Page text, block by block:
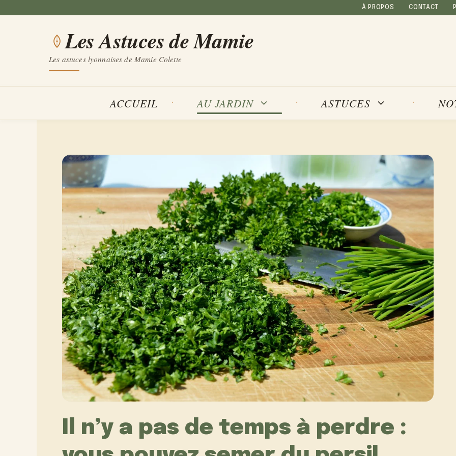
À PROPOS CONTACT
Les Astuces de Mamie
Les astuces lyonnaises de Mamie Colette
ACCUEIL AU JARDIN ASTUCES
Il n’y a pas de temps à perdre :